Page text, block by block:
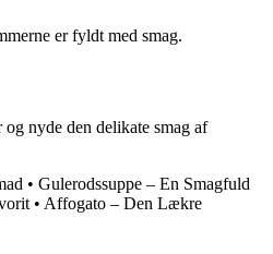
er fyldt med smag.
nyde den delikate smag af
• Gulerodssuppe – En Smagfuld
• Affogato – Den Lækre